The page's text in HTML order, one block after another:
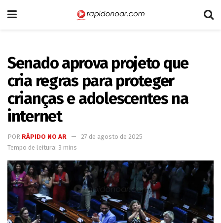
Senado aprova projeto que
cria regras para proteger
crianças e adolescentes na
internet
POR RÁPIDO NO AR
27 de agosto de 2025
Tempo de leitura: 3 mins